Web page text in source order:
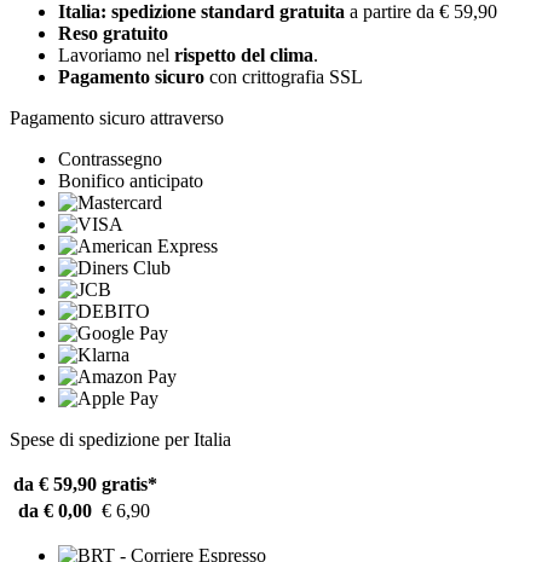
Italia: spedizione standard gratuita a partire da € 59,90
Reso gratuito
Lavoriamo nel rispetto del clima.
Pagamento sicuro con crittografia SSL
Pagamento sicuro attraverso
Contrassegno
Bonifico anticipato
Spese di spedizione per Italia
da € 59,90 gratis*
da € 0,00 € 6,90